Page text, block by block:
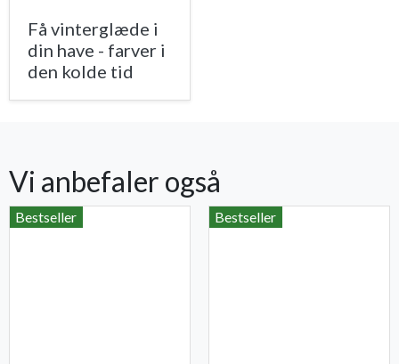
Få vinterglæde i
din have - farver i
den kolde tid
Vi anbefaler også
Bestseller Bestseller